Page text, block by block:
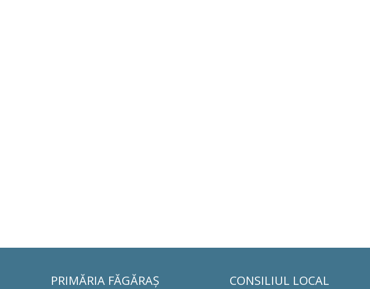
PRIMĂRIA FĂGĂRAŞ CONSILIUL LOCAL